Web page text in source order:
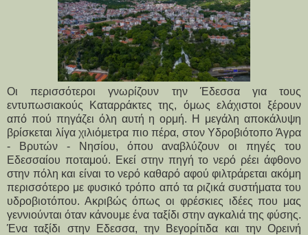
Οι περισσότεροι γνωρίζουν την Έδεσσα για τους
εντυπωσιακούς Καταρράκτες της, όμως ελάχιστοι ξέρουν
από πού πηγάζει όλη αυτή η ορμή. Η μεγάλη αποκάλυψη
βρίσκεται λίγα χιλιόμετρα πιο πέρα, στον Υδροβιότοπο Άγρα
- Βρυτών - Νησίου, όπου αναβλύζουν οι πηγές του
Εδεσσαίου ποταμού. Εκεί στην πηγή το νερό ρέει άφθονο
στην πόλη και είναι το νερό καθαρό αφού φιλτράρεται ακόμη
περισσότερο με φυσικό τρόπο από τα ριζικά συστήματα του
υδροβιοτόπου. Ακριβώς όπως οι φρέσκιες ιδέες που μας
γεννιούνται όταν κάνουμε ένα ταξίδι στην αγκαλιά της φύσης.
Ένα ταξίδι στην Εδεσσα, την Βεγορίτιδα και την Ορεινή